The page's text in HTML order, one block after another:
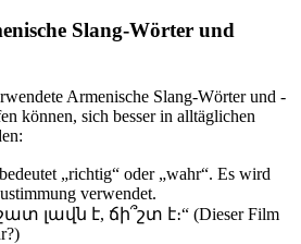
Slang-Wörter und
Armenische Slang-Wörter und -
können, sich besser in alltäglichen
„richtig“ oder „wahr“. Es wird
verwendet.
լավն է, ճի՞շտ է։“ (Dieser Film